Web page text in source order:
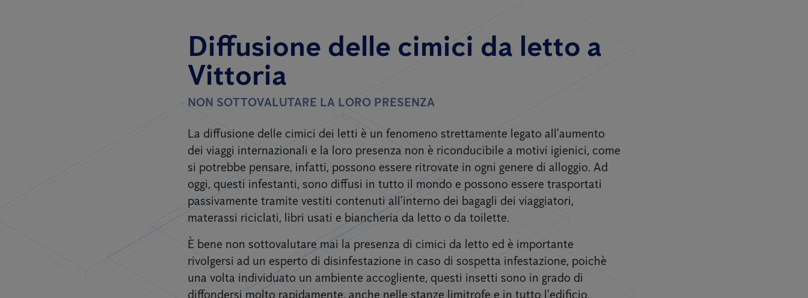
Diffusione delle cimici da letto a
Vittoria
NON SOTTOVALUTARE LA LORO PRESENZA
La diffusione delle cimici dei letti è un fenomeno strettamente legato all’aumento
dei viaggi internazionali e la loro presenza non è riconducibile a motivi igienici, come
si potrebbe pensare, infatti, possono essere ritrovate in ogni genere di alloggio. Ad
oggi, questi infestanti, sono diffusi in tutto il mondo e possono essere trasportati
passivamente tramite vestiti contenuti all’interno dei bagagli dei viaggiatori,
materassi riciclati, libri usati e biancheria da letto o da toilette.
È bene non sottovalutare mai la presenza di cimici da letto ed è importante
rivolgersi ad un esperto di disinfestazione in caso di sospetta infestazione, poichè
una volta individuato un ambiente accogliente, questi insetti sono in grado di
diffondersi molto rapidamente, anche nelle stanze limitrofe e in tutto l’edificio.